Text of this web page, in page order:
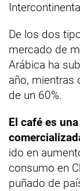
De los dos
mercado de
Arábica ha
año, mientras
de un 60%.
El café es
ido en
consumo en
puñado de